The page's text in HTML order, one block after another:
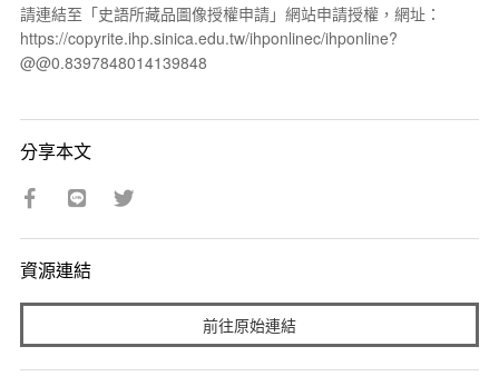
請連結至「史語所藏品圖像授權申請」網站申請授權，網址：
https://copyrite.ihp.sinica.edu.tw/ihponlinec/ihponline?
@@0.8397848014139848
分享本文
資源連結
前往原始連結